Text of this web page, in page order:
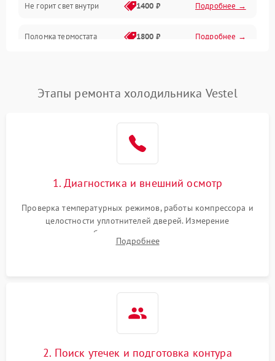
Не горит свет внутри 1400 ₽ Подробнее →
Поломка термостата 1800 ₽ Подробнее →
Поломка системы No Frost 2600 ₽ Подробнее →
работе
2000 ₽ Подробнее →
1000 ₽
1800 ₽
Этапы ремонта холодильника Vestel
1. Диагностика и внешний осмотр
Проверка температурных режимов, работы компрессора и
целостности уплотнителей дверей. Измерение
сопротивления обмоток мотора, проверка термостата и
считывание кодов ошибок с электронного дисплея.
Подробнее
2. Поиск утечек и подготовка контура